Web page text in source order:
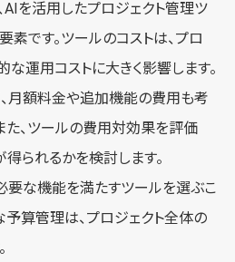
AIを活用したプロジェクト管理ツ
です。ツールのコストは、プロ
運用コストに大きく影響します。
月額料金や追加機能の費用も考
た、ツールの費用対効果を評価
られるかを検討します。
要な機能を満たすツールを選ぶこ
予算管理は、プロジェクト全体の